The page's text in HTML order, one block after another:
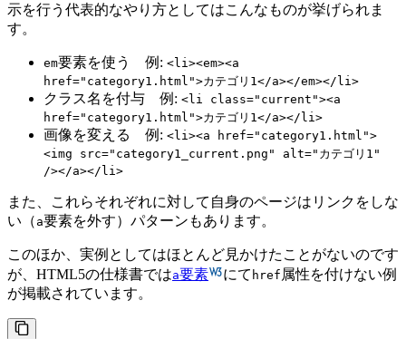
示を行う代表的なやり方としてはこんなものが挙げられま
す。
em要素を使う 例: <li><em><a
href="category1.html">カテゴリ1</a></em></li>
クラス名を付与 例: <li class="current"><a
href="category1.html">カテゴリ1</a></li>
画像を変える 例: <li><a href="category1.html">
<img src="category1_current.png" alt="カテゴリ1"
/></a></li>
また、これらそれぞれに対して自身のページはリンクをしな
い（ a要素を外す）パターンもあります。
このほか、実例としてはほとんど見かけたことがないのです
が、HTML5の仕様書ではa要素 にて href 属性を付けない例
が掲載されています。